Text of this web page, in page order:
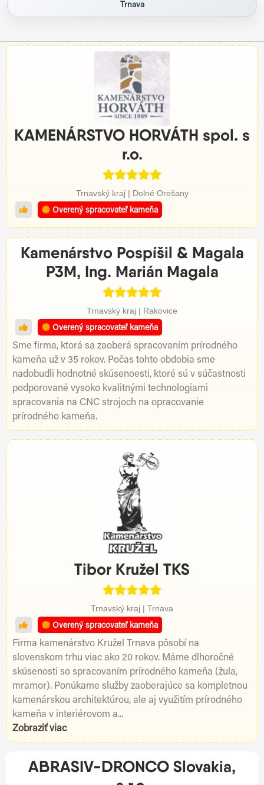
Trnava
KAMENÁRSTVO HORVÁTH spol. s
r.o.
Trnavský kraj | Dolné Orešany
Overený spracovateľ kameňa
Kamenárstvo Pospíšil & Magala
P3M, Ing. Marián Magala
Trnavský kraj | Rakovice
Overený spracovateľ kameňa
Sme firma, ktorá sa zaoberá spracovaním prírodného
kameňa už v 35 rokov. Počas tohto obdobia sme
nadobudli hodnotné skúsenoesti, ktoré sú v súčastnosti
podporované vysoko kvalitnými technologiami
spracovania na CNC strojoch na opracovanie
prírodného kameňa.
Tibor Kružel TKS
Trnavský kraj | Trnava
Overený spracovateľ kameňa
Firma kamenárstvo Kružel Trnava pôsobí na
slovenskom trhu viac ako 20 rokov. Máme dlhoročné
skúsenosti so spracovaním prírodného kameňa (žula,
mramor). Ponúkame služby zaoberajúce sa kompletnou
kamenárskou architektúrou, ale aj využitím prírodného
kameňa v interiérovom a...
Zobraziť viac
ABRASIV-DRONCO Slovakia,